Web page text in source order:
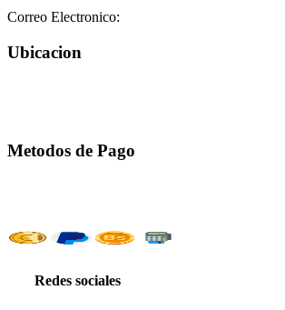
Correo Electronico:
Ubicacion
Metodos de Pago
Redes sociales